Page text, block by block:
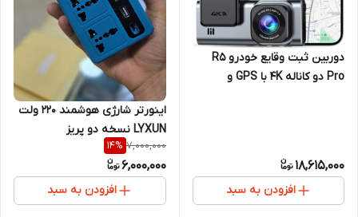
دوربین ثبت وقایع خودرو R5
Pro دو کاناله 4K با GPS و
18,615,000
افزودن به سبد
اینورتر شارژی هوشمند ۲۲۰ ولت
LYXUN نسخه دو پریز
7,000,000
14%
6,000,000
افزودن به سبد